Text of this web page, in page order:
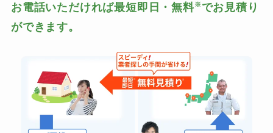
お電話いただければ最短即日・無料※ でお見積り
ができます。